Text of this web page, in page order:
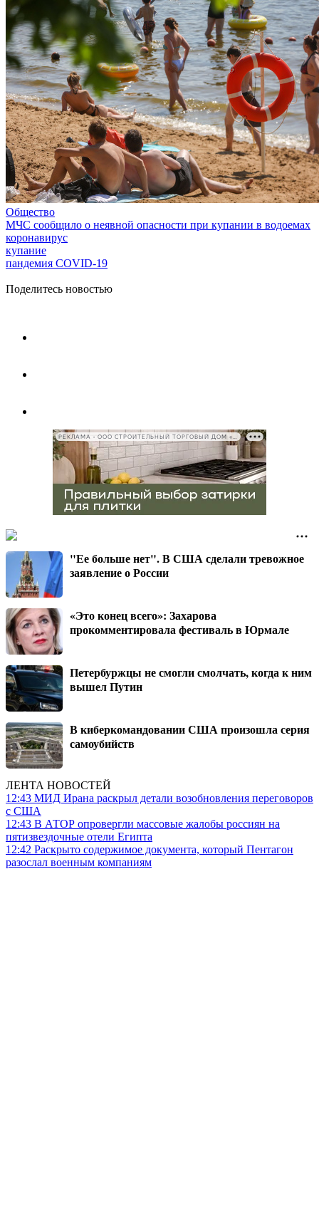
Общество
МЧС сообщило о неявной опасности при купании в водоемах
коронавирус
купание
пандемия COVID-19
Поделитесь новостью
РЕКЛАМА • ООО СТРОИТЕЛЬНЫЙ ТОРГОВЫЙ ДОМ «ПЕТРОВИЧ», ИНН 7802348846
"Ее больше нет". В США сделали тревожное
заявление о России
«Это конец всего»: Захарова
прокомментировала фестиваль в Юрмале
Петербуржцы не смогли смолчать, когда к ним
вышел Путин
В киберкомандовании США произошла серия
самоубийств
ЛЕНТА НОВОСТЕЙ
12:43 МИД Ирана раскрыл детали возобновления переговоров
с США
12:43 В АТОР опровергли массовые жалобы россиян на
пятизвездочные отели Египта
12:42 Раскрыто содержимое документа, который Пентагон
разослал военным компаниям